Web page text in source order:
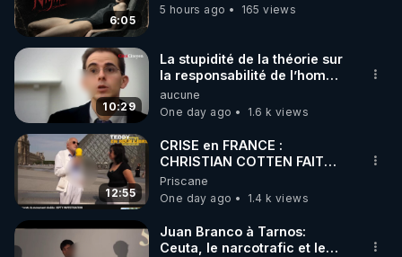
6:05
5 hours ago
165 views
10:29
La stupidité de la théorie sur
la responsabilité de l’homme
concernant le dioxyde de
carbone.
aucune
One day ago
1.6 k views
12:55
CRISE en FRANCE :
CHRISTIAN COTTEN FAIT
une étrange découverte
Priscane
One day ago
1.4 k views
Juan Branco à Tarnos:
Ceuta, le narcotrafic et le